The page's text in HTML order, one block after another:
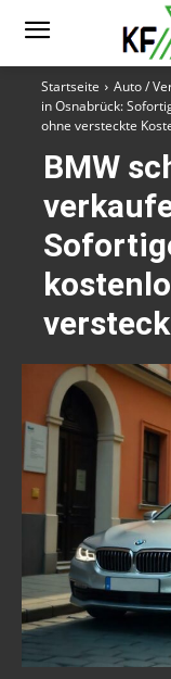
Startseite Auto /
in Osnabrück:
ohne versteckte
BMW